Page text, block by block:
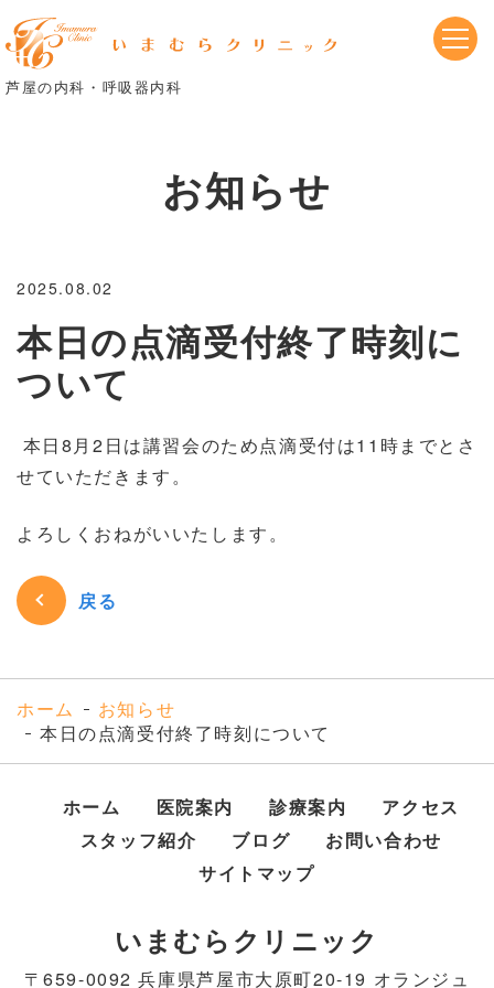
芦屋の内科・呼吸器内科
お知らせ
2025.08.02
本日の点滴受付終了時刻に
ついて
本日8月2日は講習会のため点滴受付は11時までとさ
せていただきます。
よろしくおねがいいたします。
戻る
ホーム
お知らせ
本日の点滴受付終了時刻について
ホーム 医院案内 診療案内
アクセス
スタッフ紹介
ブログ
お問い合わせ
サイトマップ
いまむらクリニック
〒659-0092 兵庫県芦屋市大原町20-19 オランジュ